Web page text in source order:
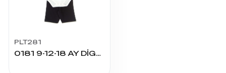
PLT281
0181 9-12-18 AY DİGGER BASKILI 3LÜ TAKIM